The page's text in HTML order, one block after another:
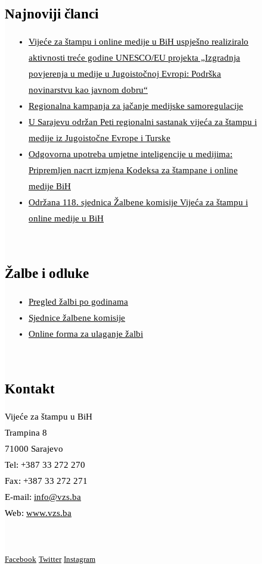
Najnoviji članci
Vijeće za štampu i online medije u BiH uspješno realiziralo
aktivnosti treće godine UNESCO/EU projekta „Izgradnja
povjerenja u medije u Jugoistočnoj Evropi: Podrška
novinarstvu kao javnom dobru“
Regionalna kampanja za jačanje medijske samoregulacije
U Sarajevu održan Peti regionalni sastanak vijeća za štampu i
medije iz Jugoistočne Evrope i Turske
Odgovorna upotreba umjetne inteligencije u medijima:
Pripremljen nacrt izmjena Kodeksa za štampane i online
medije BiH
Održana 118. sjednica Žalbene komisije Vijeća za štampu i
online medije u BiH
Žalbe i odluke
Pregled žalbi po godinama
Sjednice žalbene komisije
Online forma za ulaganje žalbi
Kontakt
Vijeće za štampu u BiH
Trampina 8
71000 Sarajevo
Tel: +387 33 272 270
Fax: +387 33 272 271
E-mail: info@vzs.ba
Web: www.vzs.ba
Facebook Twitter Instagram